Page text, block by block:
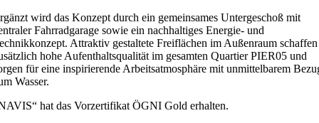
wird das Konzept durch ein gemeinsames Untergeschoß mit
Fahrradgarage sowie ein nachhaltiges Energie- und
Attraktiv gestaltete Freiflächen im Außenraum schaffen
hohe Aufenthaltsqualität im gesamten Quartier PIER05 und
für eine inspirierende Arbeitsatmosphäre mit unmittelbarem
Wasser.
hat das Vorzertifikat ÖGNI Gold erhalten.